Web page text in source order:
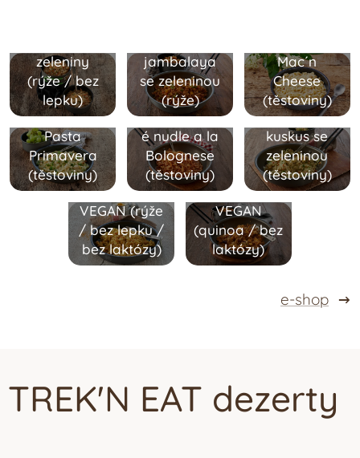
zeleniny
(rýže /bez
lepku)
jambalaya
se zeleninou
(rýže)
Mac´n
Cheese
(těstoviny)
Pasta
Primavera
(těstoviny)
Vegetariánsk
é nudle a la
Bolognese
(těstoviny)
Marocký
kuskus se
zeleninou
(těstoviny)
Chana
Masala -
VEGAN (rýže
/bez lepku /
bez laktózy)
Quinoa v
mexickém
stylu -
VEGAN
(quinoa/bez
laktózy)
e-shop
TREK'N EAT dezerty